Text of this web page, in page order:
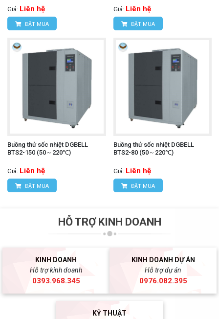
Giá: Liên hệ
ĐẶT MUA
Giá: Liên hệ
ĐẶT MUA
Buồng thử sốc nhiệt DGBELL
BTS2-150 (50～220℃)
Giá: Liên hệ
ĐẶT MUA
Buồng thử sốc nhiệt DGBELL
BTS2-80 (50～220℃)
Giá: Liên hệ
ĐẶT MUA
HỖ TRỢ KINH DOANH
KINH DOANH
Hỗ trợ kinh doanh
0393.968.345
KINH DOANH DỰ ÁN
Hỗ trợ dự án
0976.082.395
KỸ THUẬT